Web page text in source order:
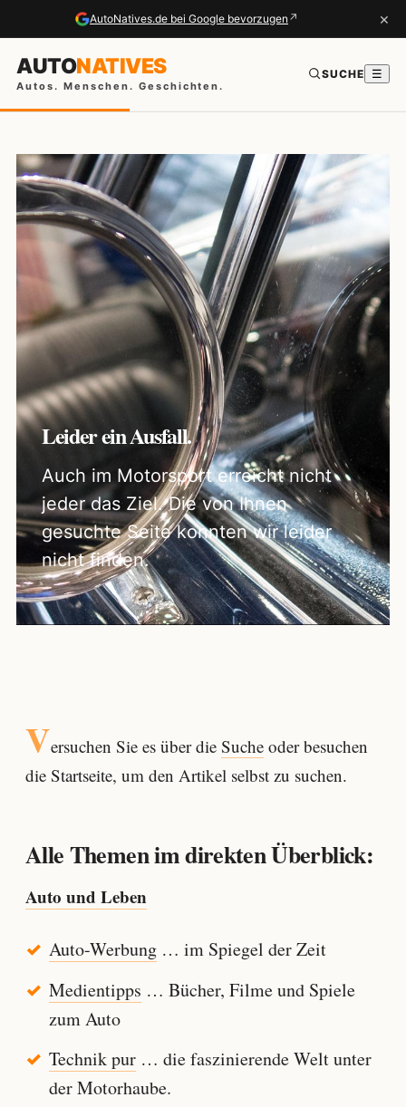
AutoNatives.de bei Google bevorzugen ↗ ×
AUTONATIVES
Autos. Menschen. Geschichten.
SUCHE ☰
Leider ein Ausfall.
Auch im Motorsport erreicht nicht
jeder das Ziel. Die von Ihnen
gesuchte Seite konnten wir leider
nicht finden.
Versuchen Sie es über die Sucheoder besuchen
die Startseite, um den Artikel selbst zu suchen.
Alle Themen im direkten Überblick:
Auto und Leben
Auto-Werbung… im Spiegel der Zeit
Medientipps … Bücher, Filme und Spiele
zum Auto
Technik pur… die faszinierende Welt unter
der Motorhaube.